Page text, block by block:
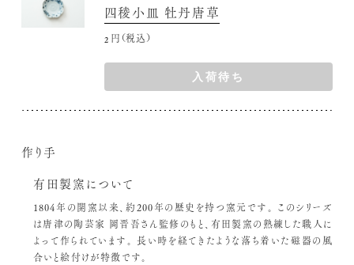
四稜小皿 牡丹唐草
2,860円(税込)
入荷待ち
作り手
有田製窯について
1804年の開窯以来、約200年の歴史を持つ窯元です。 このシリーズ
は唐津の陶芸家 岡晋吾さん監修のもと、有田製窯の熟練した職人に
よって作られています。 長い時を経てきたような落ち着いた磁器の風
合いと絵付けが特徴です。